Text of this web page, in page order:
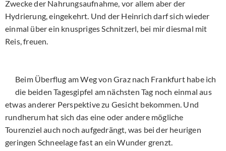
Zwecke der Nahrungsaufnahme, vor allem aber der
Hydrierung, eingekehrt. Und der Heinrich darf sich wieder
einmal über ein knuspriges Schnitzerl, bei mir diesmal mit
Reis, freuen.
Beim Überflug am Weg von Graz nach Frankfurt habe ich
die beiden Tagesgipfel am nächsten Tag noch einmal aus
etwas anderer Perspektive zu Gesicht bekommen. Und
rundherum hat sich das eine oder andere mögliche
Tourenziel auch noch aufgedrängt, was bei der heurigen
geringen Schneelage fast an ein Wunder grenzt.